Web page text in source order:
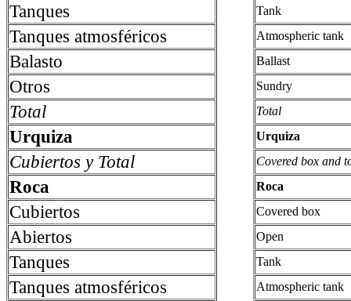
Tanques Tank
Tanques atmosféricos Atmospheric tank
Balasto Ballast
Otros Sundry
Total Total
Urquiza Urquiza
Cubiertos y Total Covered box and
Roca Roca
Cubiertos Covered box
Abiertos Open
Tanques Tank
Tanques atmosféricos Atmospheric tank